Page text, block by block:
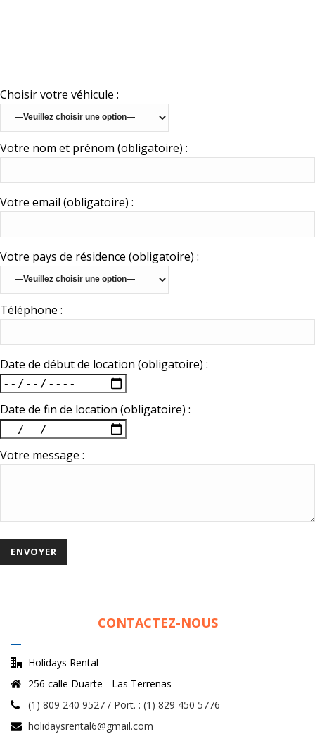
Choisir votre véhicule :
Votre nom et prénom (obligatoire) :
Votre email (obligatoire) :
Votre pays de résidence (obligatoire) :
Téléphone :
Date de début de location (obligatoire) :
Date de fin de location (obligatoire) :
Votre message :
CONTACTEZ-NOUS
Holidays Rental
256 calle Duarte - Las Terrenas
(1) 809 240 9527 / Port. : (1) 829 450 5776
holidaysrental6@gmail.com